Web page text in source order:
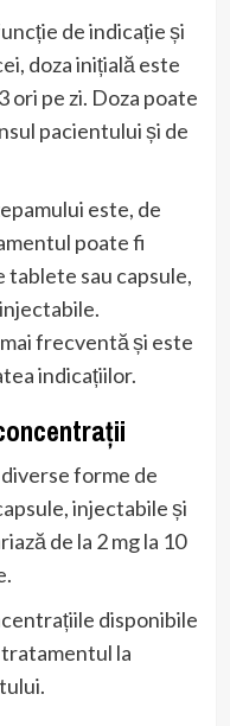
de indicație și
doza inițială este
ori pe zi. Doza poate
pacientului și de
este, de
poate fi
tablete sau capsule,
frecventă și este
indicațiilor.
forme de
injectabile și
de la 2 mg la 10
disponibile
la